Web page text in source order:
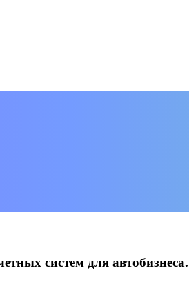
систем для автобизнеса.